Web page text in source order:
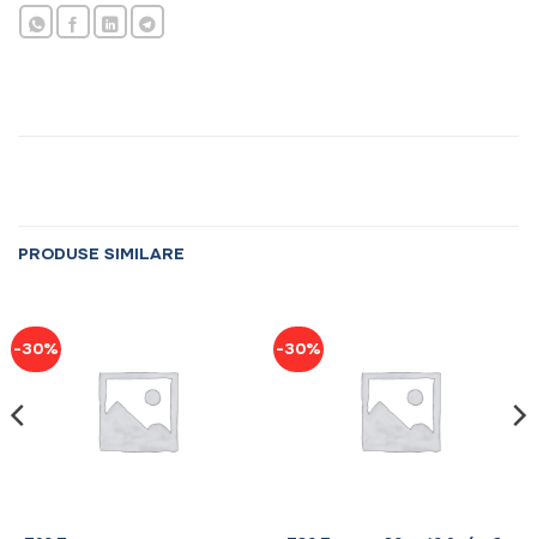
PRODUSE SIMILARE
-30% -30%